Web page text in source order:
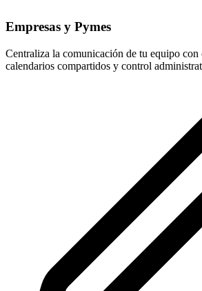
Empresas y Pymes
Centraliza la comunicación de tu equipo con
calendarios compartidos y control